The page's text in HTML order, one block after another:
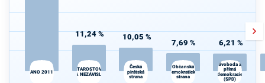
ANO 2011
11,24 %
STAROSTOVÉ
A NEZÁVISLÍ
10,05 %
Česká
pirátská
strana
7,69 %
Občanská
demokratická
strana
6,21 %
Svoboda a
přímá
demokracie
(SPD)